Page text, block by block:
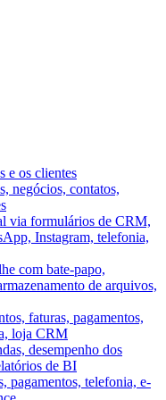
e os clientes
negócios, contatos,
via formulários de CRM,
Instagram, telefonia,
com bate-papo,
de arquivos,
faturas, pagamentos,
loja CRM
desempenho dos
de BI
pagamentos, telefonia, e-